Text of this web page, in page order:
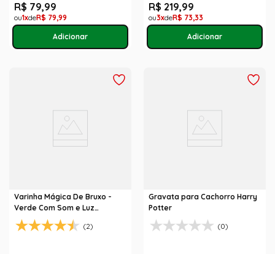
R$ 79,99
1 R$ 79,99
R$ 219,99
3 R$ 73,33
Varinha Mágica De Bruxo -
Verde Com Som e Luz
Abrakadabra
(2)
Gravata para Cachorro Harry
Potter
(0)